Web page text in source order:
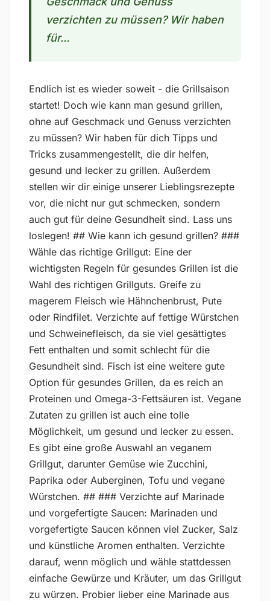
verzichten zu müssen? Wir haben
für...
Endlich ist es wieder soweit - die Grillsaison
startet! Doch wie kann man gesund grillen,
ohne auf Geschmack und Genuss verzichten
zu müssen? Wir haben für dich Tipps und
Tricks zusammengestellt, die dir helfen,
gesund und lecker zu grillen. Außerdem
stellen wir dir einige unserer Lieblingsrezepte
vor, die nicht nur gut schmecken, sondern
auch gut für deine Gesundheit sind. Lass uns
loslegen! ## Wie kann ich gesund grillen? ###
Wähle das richtige Grillgut: Eine der
wichtigsten Regeln für gesundes Grillen ist die
Wahl des richtigen Grillguts. Greife zu
magerem Fleisch wie Hähnchenbrust, Pute
oder Rindfilet. Verzichte auf fettige Würstchen
und Schweinefleisch, da sie viel gesättigtes
Fett enthalten und somit schlecht für die
Gesundheit sind. Fisch ist eine weitere gute
Option für gesundes Grillen, da es reich an
Proteinen und Omega-3-Fettsäuren ist. Vegane
Zutaten zu grillen ist auch eine tolle
Möglichkeit, um gesund und lecker zu essen.
Es gibt eine große Auswahl an veganem
Grillgut, darunter Gemüse wie Zucchini,
Paprika oder Auberginen, Tofu und vegane
Würstchen. ## ### Verzichte auf Marinade
und vorgefertigte Saucen: Marinaden und
vorgefertigte Saucen können viel Zucker, Salz
und künstliche Aromen enthalten. Verzichte
darauf, wenn möglich und wähle stattdessen
einfache Gewürze und Kräuter, um das Grillgut
zu würzen. Probier lieber eine Marinade aus